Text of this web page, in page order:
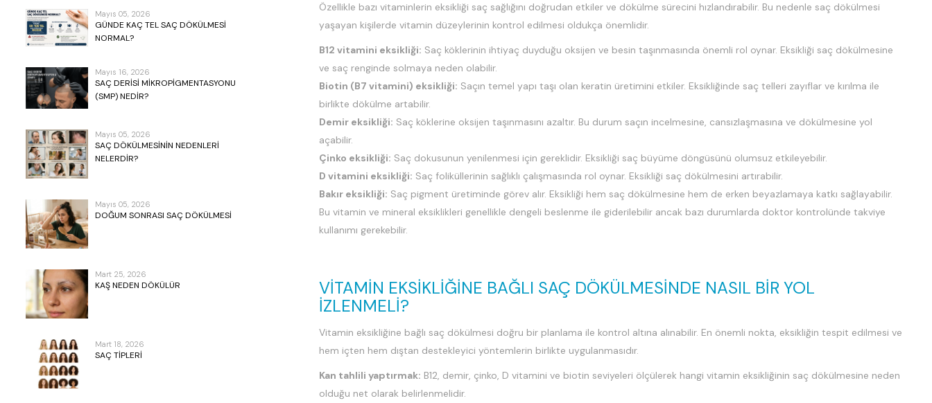
Mayıs 05, 2026
GÜNDE KAÇ TEL SAÇ DÖKÜLMESI
NORMAL?
Mayıs 16, 2026
SAÇ DERISI MIKROPIGMENTASYONU
(SMP) NEDIR?
Mayıs 05, 2026
SAÇ DÖKÜLMESININ NEDENLERI
NELERDIR?
Mayıs 05, 2026
DOĞUM SONRASI SAÇ DÖKÜLMESI
Mart 25, 2026
KAŞ NEDEN DÖKÜLÜR
Mart 18, 2026
SAÇ TIPLERI
Özellikle bazı vitaminlerin eksikliği saç sağlığını doğrudan etkiler ve dökülme sürecini hızlandırabilir. Bu nedenle saç dökülmesi
yaşayan kişilerde vitamin düzeylerinin kontrol edilmesi oldukça önemlidir.
B12 vitamini eksikliği: Saç köklerinin ihtiyaç duyduğu oksijen ve besin taşınmasında önemli rol oynar. Eksikliği saç dökülmesine
ve saç renginde solmaya neden olabilir.
Biotin (B7 vitamini) eksikliği: Saçın temel yapı taşı olan keratin üretimini etkiler. Eksikliğinde saç telleri zayıflar ve kırılma ile
birlikte dökülme artabilir.
Demir eksikliği: Saç köklerine oksijen taşınmasını azaltır. Bu durum saçın incelmesine, cansızlaşmasına ve dökülmesine yol
açabilir.
Çinko eksikliği: Saç dokusunun yenilenmesi için gereklidir. Eksikliği saç büyüme döngüsünü olumsuz etkileyebilir.
D vitamini eksikliği: Saç foliküllerinin sağlıklı çalışmasında rol oynar. Eksikliği saç dökülmesini artırabilir.
Bakır eksikliği: Saç pigment üretiminde görev alır. Eksikliği hem saç dökülmesine hem de erken beyazlamaya katkı sağlayabilir.
Bu vitamin ve mineral eksiklikleri genellikle dengeli beslenme ile giderilebilir ancak bazı durumlarda doktor kontrolünde takviye
kullanımı gerekebilir.
VITAMIN EKSIKLIĞINE BAĞLI SAÇ DÖKÜLMESINDE NASIL BIR YOL
İZLENMELI?
Vitamin eksikliğine bağlı saç dökülmesi doğru bir planlama ile kontrol altına alınabilir. En önemli nokta, eksikliğin tespit edilmesi ve
hem içten hem dıştan destekleyici yöntemlerin birlikte uygulanmasıdır.
Kan tahlili yaptırmak: B12, demir, çinko, D vitamini ve biotin seviyeleri ölçülerek hangi vitamin eksikliğinin saç dökülmesine neden
olduğu net olarak belirlenmelidir.